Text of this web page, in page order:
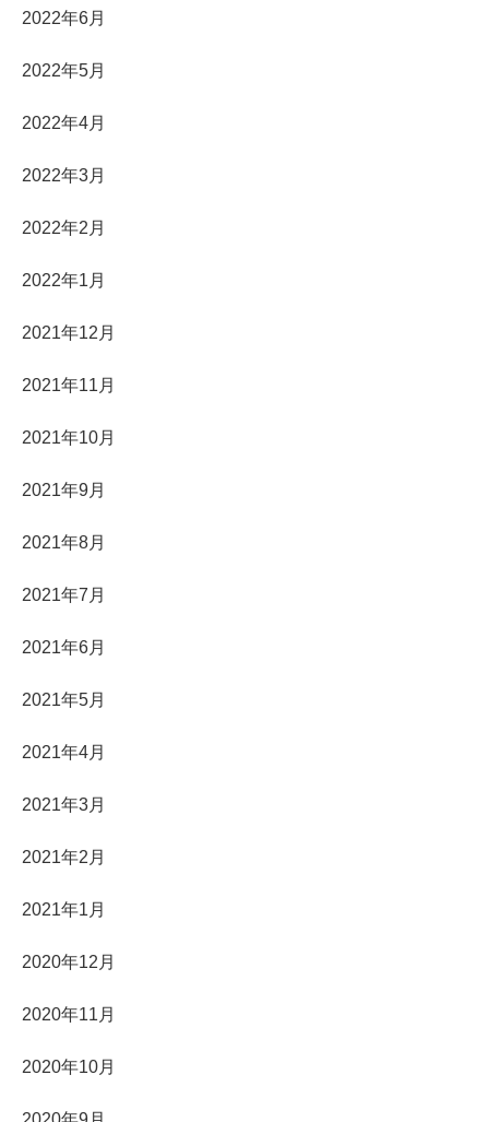
2022年6月
2022年5月
2022年4月
2022年3月
2022年2月
2022年1月
2021年12月
2021年11月
2021年10月
2021年9月
2021年8月
2021年7月
2021年6月
2021年5月
2021年4月
2021年3月
2021年2月
2021年1月
2020年12月
2020年11月
2020年10月